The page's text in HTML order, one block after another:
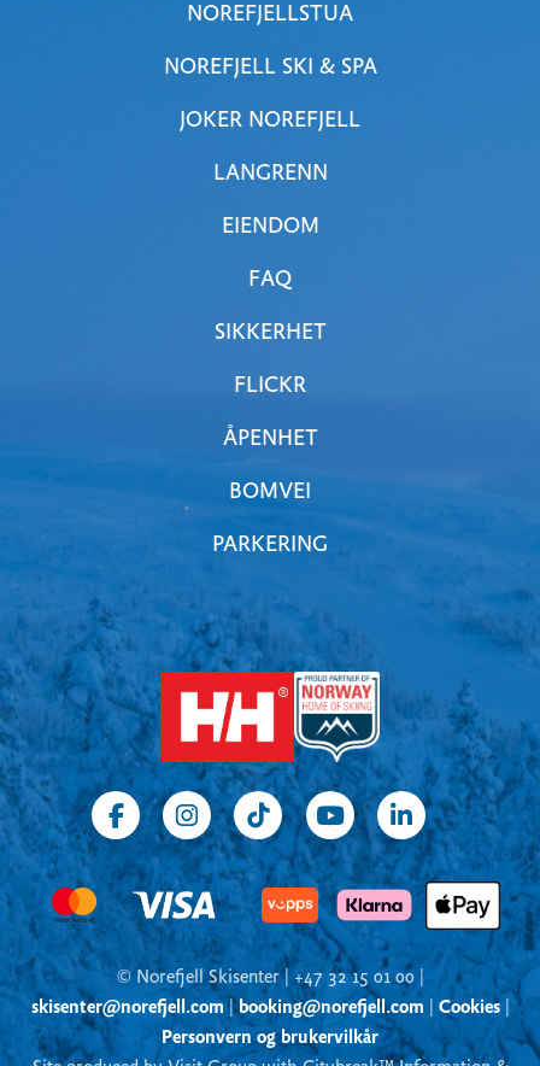
NOREFJELLSTUA
NOREFJELL SKI & SPA
JOKER NOREFJELL
LANGRENN
EIENDOM
FAQ
SIKKERHET
FLICKR
ÅPENHET
BOMVEI
PARKERING
© Norefjell Skisenter | +47 32 15 01 00 |
skisenter@norefjell.com|booking@norefjell.com Cookies|
Personvern og brukervilkår